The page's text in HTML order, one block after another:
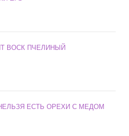
ВОСК ПЧЕЛИНЫЙ
ЕСТЬ ОРЕХИ С МЕДОМ